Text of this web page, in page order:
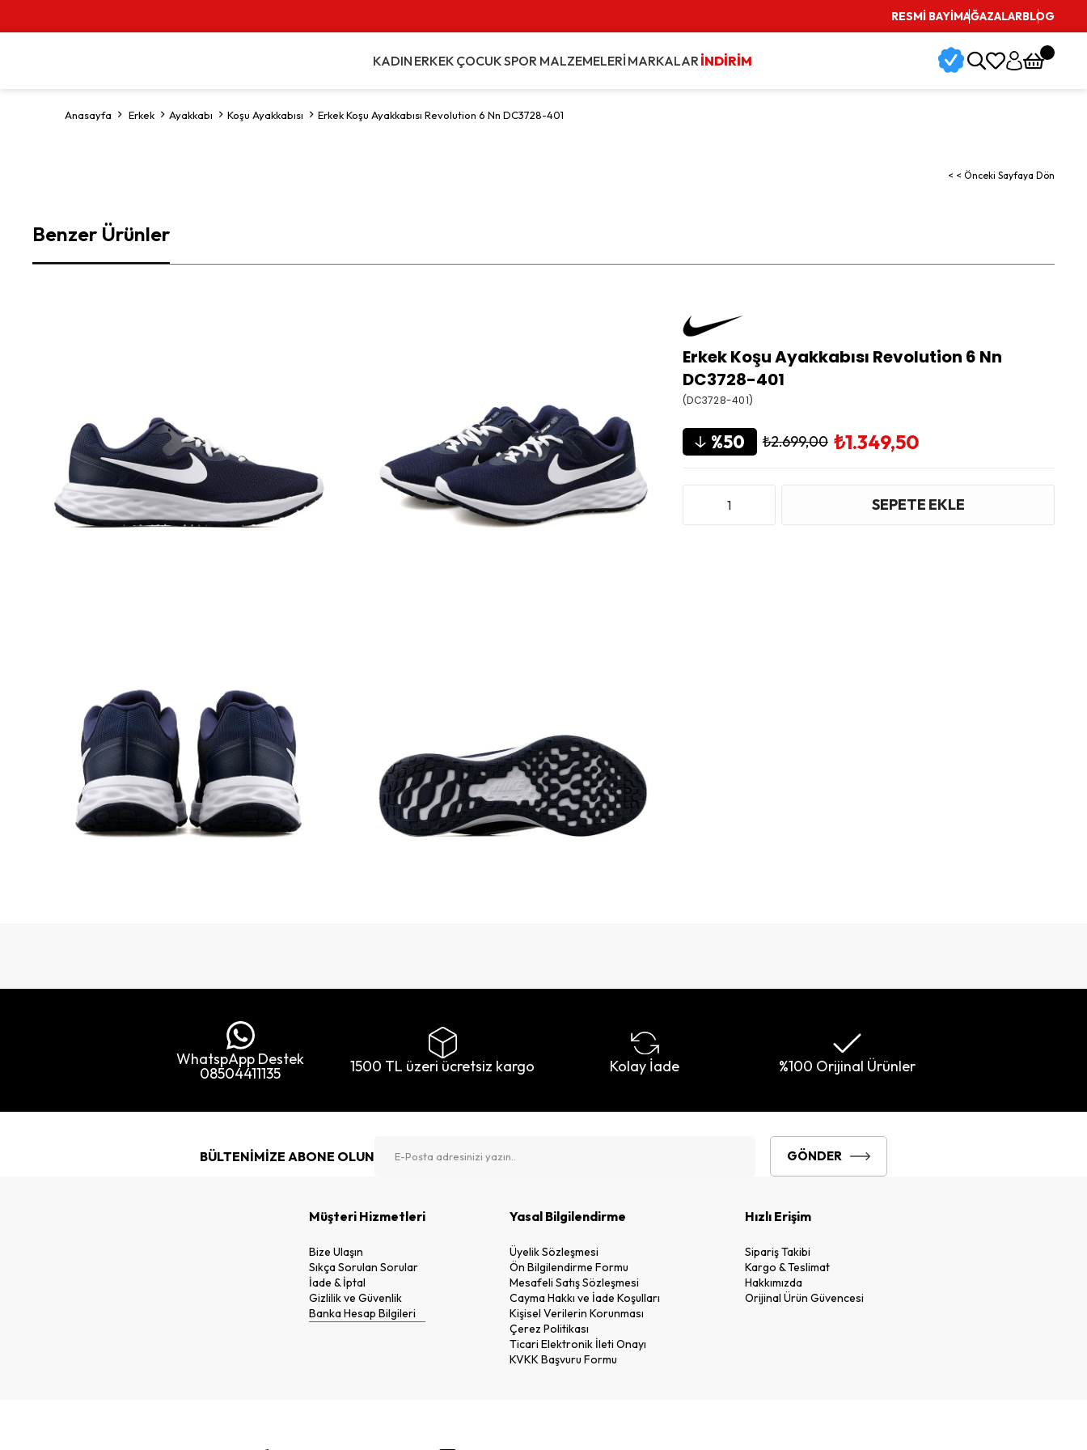
RESMİ BAYİMAĞAZALARBLOG
KADIN ERKEK ÇOCUKSPOR MALZEMELERİ MARKALARİNDİRİM
Anasayfa Erkek Ayakkabı Koşu Ayakkabısı Erkek Koşu Ayakkabısı Revolution 6 Nn DC3728-401
< < Önceki Sayfaya Dön
Benzer Ürünler
Erkek Koşu Ayakkabısı Revolution 6 Nn
DC3728-401
(DC3728-401)
50 ₺2.699,00 ₺1.349,50
WhatspApp Destek
08504411135 1500 TL üzeri ücretsiz kargo Kolay İade %100 Orijinal Ürünler
BÜLTENİMİZE ABONE OLUN GÖNDER
Müşteri Hizmetleri
Bize Ulaşın
Sıkça Sorulan Sorular
İade & İptal
Gizlilik ve Güvenlik
Banka Hesap Bilgileri
Yasal Bilgilendirme
Üyelik Sözleşmesi
Ön Bilgilendirme Formu
Mesafeli Satış Sözleşmesi
Cayma Hakkı ve İade Koşulları
Kişisel Verilerin Korunması
Çerez Politikası
Ticari Elektronik İleti Onayı
KVKK Başvuru Formu
Hızlı Erişim
Sipariş Takibi
Kargo & Teslimat
Hakkımızda
Orijinal Ürün Güvencesi